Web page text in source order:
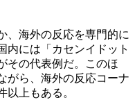
、海外の反応を専門的に
内には「カセンイドット
その代表例だ。このほ
がら、海外の反応コーナ
以上もある。